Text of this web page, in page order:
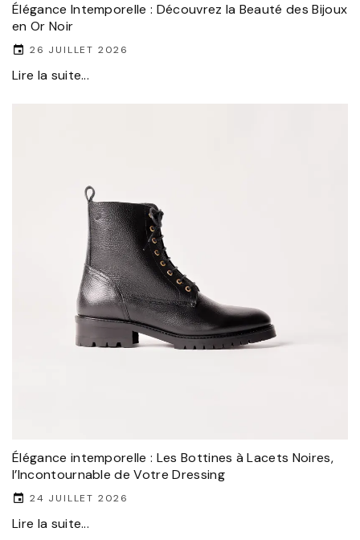
Élégance Intemporelle : Découvrez la Beauté des Bijoux
en Or Noir
26 JUILLET 2026
Lire la suite...
Élégance intemporelle : Les Bottines à Lacets Noires,
l’Incontournable de Votre Dressing
24 JUILLET 2026
Lire la suite...